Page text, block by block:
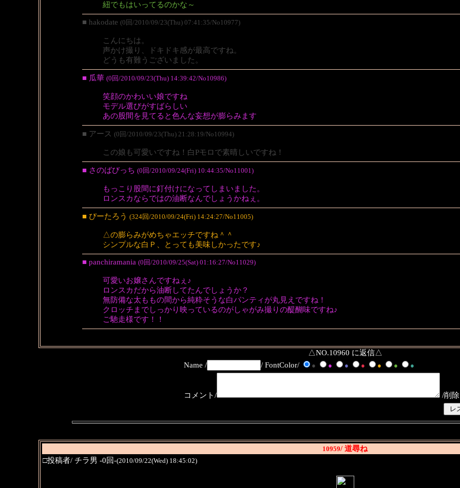
紐でもはいってるのかな～
■ hakodate (0回/2010/09/23(Thu) 07:41:35/No10977)
こんにちは。
声かけ撮り、ドキドキ感が最高ですね。
どうも有難うございました。
■ 瓜華 (0回/2010/09/23(Thu) 14:39:42/No10986)
笑顔のかわいい娘ですね
モデル選びがすばらしい
あの股間を見てると色んな妄想が膨らみます
■ アース (0回/2010/09/23(Thu) 21:28:19/No10994)
この娘も可愛いですね！白Pモロで素晴しいですね！
■ さのばびっち (0回/2010/09/24(Fri) 10:44:35/No11001)
もっこり股間に釘付けになってしまいました。
ロンスカならではの油断なんでしょうかねぇ。
■ ぴーたろう (324回/2010/09/24(Fri) 14:24:27/No11005)
△の膨らみがめちゃエッチですね＾＾
シンプルな白Ｐ、とっても美味しかったです♪
■ panchiramania (0回/2010/09/25(Sat) 01:16:27/No11029)
可愛いお嬢さんですねぇ♪
ロンスカだから油断してたんでしょうか？
無防備な太ももの間から純粋そうな白パンティが丸見えですね！
クロッチまでしっかり映っているのがしゃがみ撮りの醍醐味ですね♪
ご馳走様です！！
△NO.10960 に返信△
Name /
/ FontColor/ ● ● ● ● ● ● ●
コメント/ /削
10959/ 道尋ね
□投稿者/ チラ男 -0回-(2010/09/22(Wed) 18:45:02)